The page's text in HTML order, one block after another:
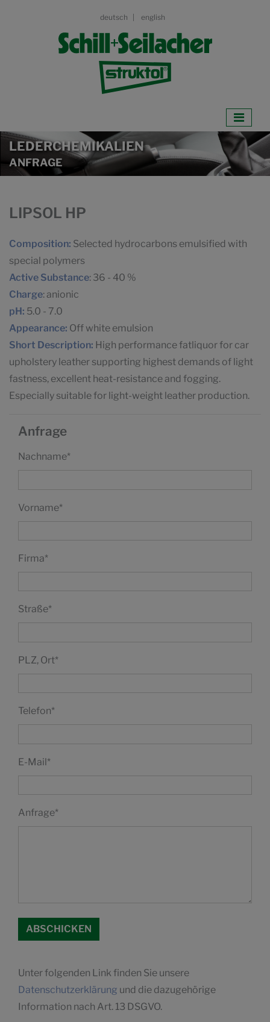
deutsch english
LEDERCHEMIKALIEN
ANFRAGE
LIPSOL HP
Composition: Selected hydrocarbons emulsified with
special polymers
Active Substance: 36 - 40 %
Charge: anionic
pH: 5.0 - 7.0
Appearance: Off white emulsion
Short Description: High performance fatliquor for car
upholstery leather supporting highest demands of light
fastness, excellent heat-resistance and fogging.
Especially suitable for light-weight leather production.
Anfrage
Nachname*
Vorname*
Firma*
Straße*
PLZ, Ort*
Telefon*
E-Mail*
Anfrage*
Unter folgenden Link finden Sie unsere
Datenschutzerklärung und die dazugehörige
Information nach Art. 13 DSGVO.